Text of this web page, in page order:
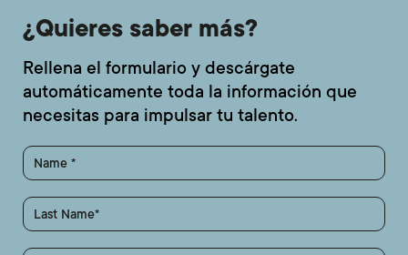
¿Quieres saber más?
Rellena el formulario y descárgate
automáticamente toda la información que
necesitas para impulsar tu talento.
Name
Last Name